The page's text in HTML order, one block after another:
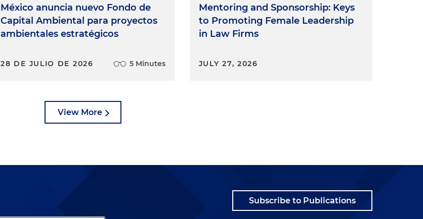
México anuncia nuevo Fondo de
Capital Ambiental para proyectos
ambientales estratégicos
28 DE JULIO DE 2026 5 Minutes
Mentoring and Sponsorship: Keys
to Promoting Female Leadership
in Law Firms
JULY 27, 2026
View More
Subscribe to Publications